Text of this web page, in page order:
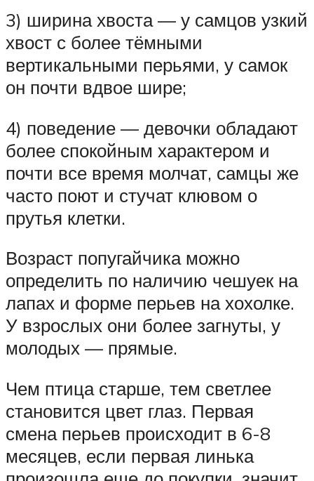
3) ширина хвоста — у самцов узкий
хвост с более тёмными
вертикальными перьями, у самок
он почти вдвое шире;
4) поведение — девочки обладают
более спокойным характером и
почти все время молчат, самцы же
часто поют и стучат клювом о
прутья клетки.
Возраст попугайчика можно
определить по наличию чешуек на
лапах и форме перьев на хохолке.
У взрослых они более загнуты, у
молодых — прямые.
Чем птица старше, тем светлее
становится цвет глаз. Первая
смена перьев происходит в 6-8
месяцев, если первая линька